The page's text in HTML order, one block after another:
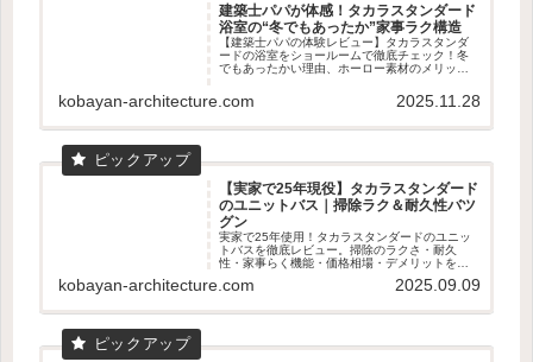
建築士パパが体感！タカラスタンダード
浴室の“冬でもあったか”家事ラク構造
【建築士パパの体験レビュー】タカラスタンダ
ードの浴室をショールームで徹底チェック！冬
でもあったかい理由、ホーロー素材のメリッ
で詳しく解説。寒いお風呂を快適にしたい人必
見のPR記事です。
kobayan-architecture.com 2025.11.28
【実家で25年現役】タカラスタンダード
のユニットバス｜掃除ラク＆耐久性バツ
グン
実家で25年使用！タカラスタンダードのユニッ
トバスを徹底レビュー。掃除のラクさ・耐久
性・家事らく機能・価格相場・デメリットを数
kobayan-architecture.com 2025.09.09